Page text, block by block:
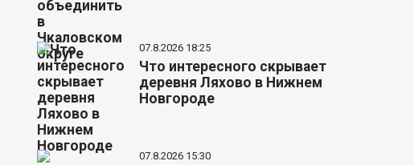
07.8.2026 18:25
Что интересного скрывает
деревня Ляхово в Нижнем
Новгороде
07.8.2026 15:30